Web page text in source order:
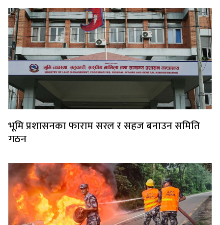
भूमि प्रशासनका फाराम सरल र सहज बनाउन समिति
गठन